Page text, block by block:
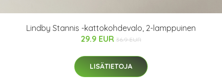
Lindby Stannis -kattokohdevalo, 2-lamppuinen
29.9 EUR 36.9 EUR
LISÄTIETOJA